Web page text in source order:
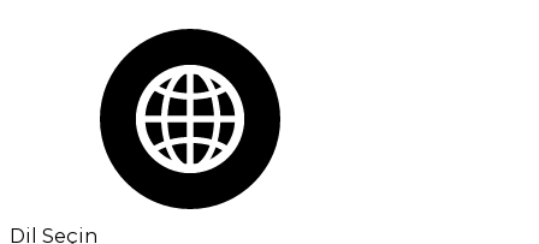
Dil Seçin